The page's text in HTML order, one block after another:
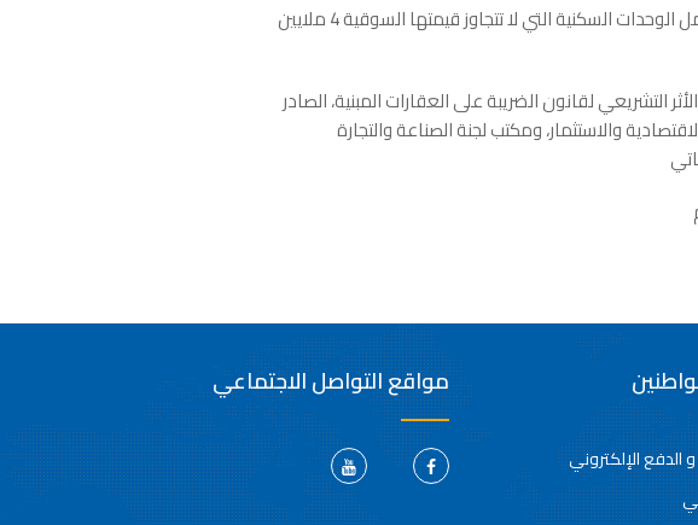
وأوضح نائب وزير المالية، أن هناك دراسة، لرفع قيمة الإعفاء الضريبي في الضرائب العقارية ليشمل الوحدات السكنية التي لا تتجاوز قيمتها السوقية 4 ملايين
التشريعي لقانون الضريبة على العقارات المبنية، الصادر
والاقتصادية والاستثمار، ومكتب لجنة الصناعة والتجارة
و الدفع الإلكتروني
مواقع التواصل الاجتماعي